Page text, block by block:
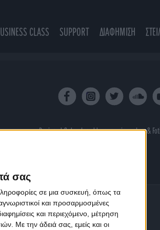
σας
σε μια συσκευή, όπως τα
και προσαρμοσμένες
και περιεχόμενο, μέτρηση
Με την άδειά σας, εμείς και οι
CLASS SUPPORT ΔΙΑΦΗΜΙΣΗ
Designed & developed byporcupine colors&